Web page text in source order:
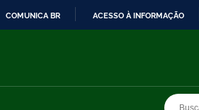
COMUNICA BR ACESSO À INFORMAÇÃO